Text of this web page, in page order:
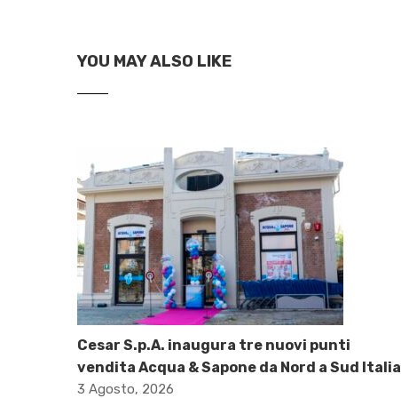
YOU MAY ALSO LIKE
Cesar S.p.A. inaugura tre nuovi punti
vendita Acqua & Sapone da Nord a Sud Italia
3 Agosto, 2026